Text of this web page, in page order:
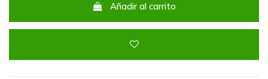
Añadir al carrito